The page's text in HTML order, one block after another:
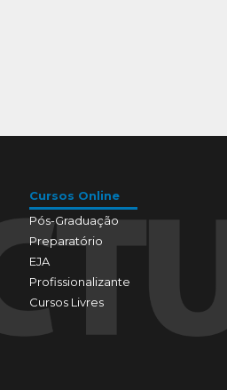
Cursos Online
Pós-Graduação
Preparatório
EJA
Profissionalizante
Cursos Livres